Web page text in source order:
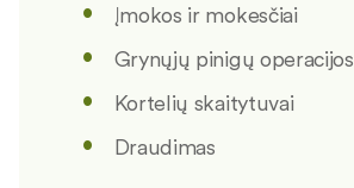
Įmokos ir mokesčiai
Grynųjų pinigų operacijos
Kortelių skaitytuvai
Draudimas